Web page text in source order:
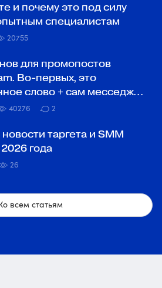
и почему это под силу
специалистам
20755
для промопостов
Во-первых, это
слово + сам месседж…
40276 2
таргета и SMM
года
26
всем статьям